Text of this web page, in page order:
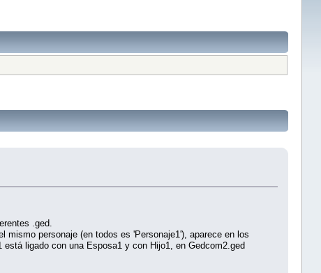
.ged.
mismo personaje (en todos es 'Personaje1'), aparece en los
ligado con una Esposa1 y con Hijo1, en Gedcom2.ged